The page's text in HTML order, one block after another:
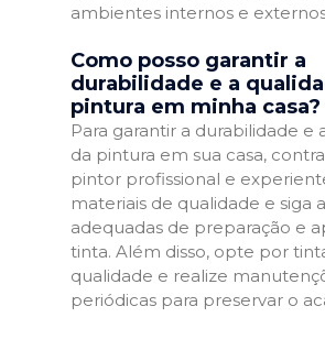
ambientes internos e
Como posso garantir a
durabilidade e a
pintura em minha casa?
Para garantir a durabilidade e
da pintura em sua casa,
pintor profissional e
materiais de qualidade e siga
adequadas de preparação e
tinta. Além disso, opte por
qualidade e realize
periódicas para preservar o